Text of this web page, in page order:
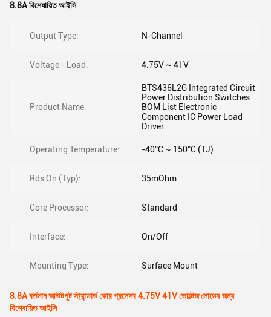
8.8A বিশেষায়িত আইসি
Output Type: N-Channel
Voltage - Load: 4.75V ~ 41V
Product Name:
BTS436L2G Integrated Circuit
Power Distribution Switches
BOM List Electronic
Component IC Power Load
Driver
Operating Temperature: -40°C ~ 150°C (TJ)
Rds On (Typ): 35mOhm
Core Processor: Standard
Interface: On/Off
Mounting Type: Surface Mount
8.8A বর্তমান আউটপুট স্ট্যান্ডার্ড কোর প্রসেসর 4.75V 41V ভোল্টেজ লোডের জন্য
বিশেষায়িত আইসি